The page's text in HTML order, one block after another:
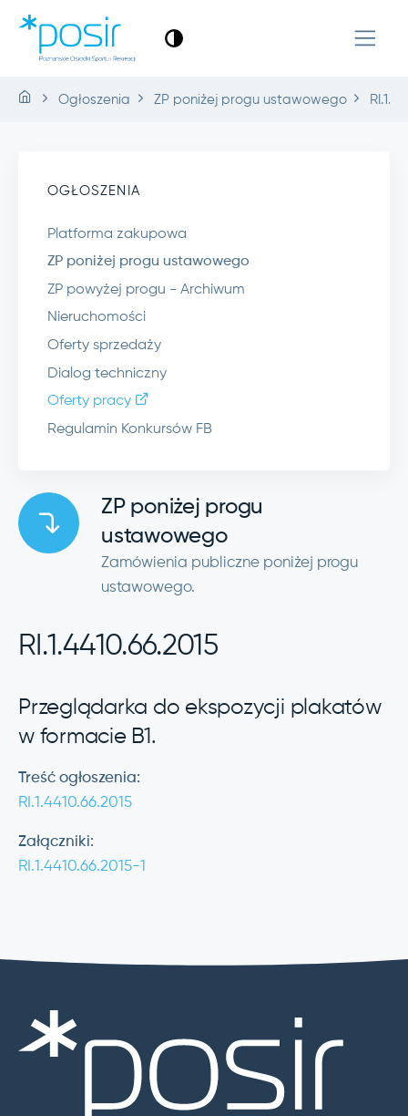
Ogłoszenia ZP poniżej progu ustawowego
OGŁOSZENIA
Platforma zakupowa
ZP poniżej progu ustawowego
ZP powyżej progu - Archiwum
Nieruchomości
Oferty sprzedaży
Dialog techniczny
Oferty pracy
Regulamin Konkursów FB
ZP poniżej progu
ustawowego
Zamówienia publiczne poniżej progu
ustawowego.
RI.1.4410.66.2015
Przeglądarka do ekspozycji plakatów
w formacie B1.
Treść ogłoszenia:
RI.1.4410.66.2015
Załączniki:
RI.1.4410.66.2015-1